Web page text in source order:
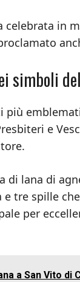
celebrata in
simboli
più
e
di lana di
tre spille
per
a San Vito